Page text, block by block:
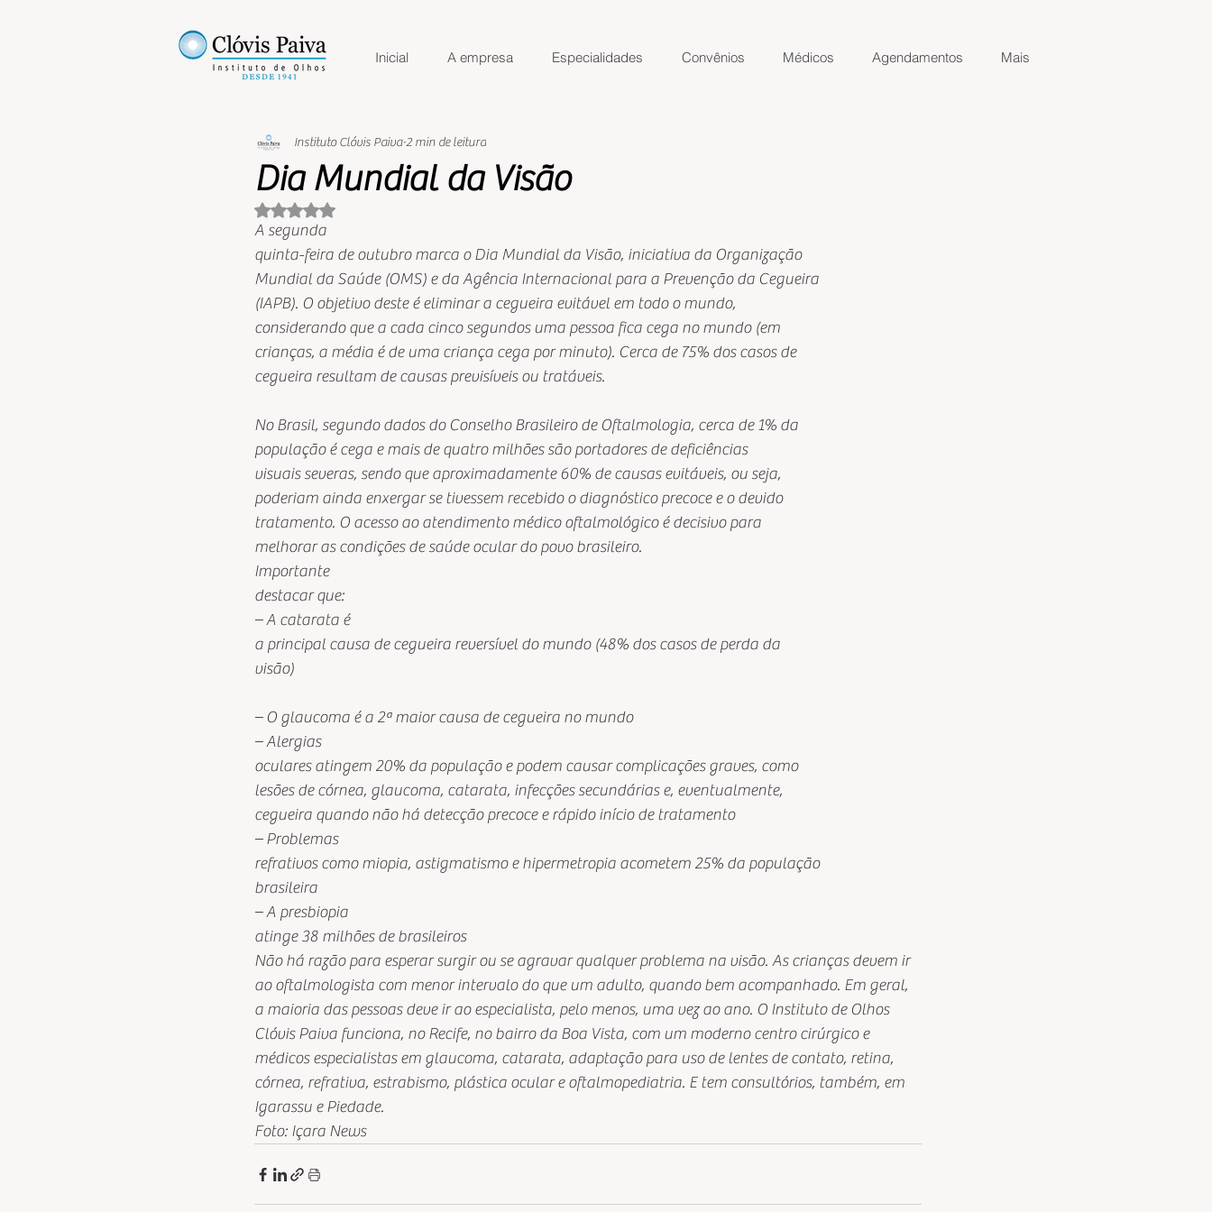
Inicial A empresa Especialidades Convênios Médicos Agendamentos Mais
Dia Mundial da Visão
Instituto Clóvis Paiva 2 min de leitura
Avaliado com NaN de 5 estrelas.
A segunda
quinta-feira de outubro marca o Dia Mundial da Visão, iniciativa da Organização
Mundial da Saúde (OMS) e da Agência Internacional para a Prevenção da Cegueira
(IAPB). O objetivo deste é eliminar a cegueira evitável em todo o mundo,
considerando que a cada cinco segundos uma pessoa fica cega no mundo (em
crianças, a média é de uma criança cega por minuto). Cerca de 75% dos casos de
cegueira resultam de causas previsíveis ou tratáveis.
No Brasil, segundo dados do Conselho Brasileiro de Oftalmologia, cerca de 1% da
população é cega e mais de quatro milhões são portadores de deficiências
visuais severas, sendo que aproximadamente 60% de causas evitáveis, ou seja,
poderiam ainda enxergar se tivessem recebido o diagnóstico precoce e o devido
tratamento. O acesso ao atendimento médico oftalmológico é decisivo para
melhorar as condições de saúde ocular do povo brasileiro.
Importante
destacar que:
– A catarata é
a principal causa de cegueira reversível do mundo (48% dos casos de perda da
visão)
– O glaucoma é a 2ª maior causa de cegueira no mundo
– Alergias
oculares atingem 20% da população e podem causar complicações graves, como
lesões de córnea, glaucoma, catarata, infecções secundárias e, eventualmente,
cegueira quando não há detecção precoce e rápido início de tratamento
– Problemas
refrativos como miopia, astigmatismo e hipermetropia acometem 25% da população
brasileira
– A presbiopia
atinge 38 milhões de brasileiros
Não há razão para esperar surgir ou se agravar qualquer problema na visão. As crianças devem ir
ao oftalmologista com menor intervalo do que um adulto, quando bem acompanhado. Em geral,
a maioria das pessoas deve ir ao especialista, pelo menos, uma vez ao ano. O Instituto de Olhos
Clóvis Paiva funciona, no Recife, no bairro da Boa Vista, com um moderno centro cirúrgico e
médicos especialistas em glaucoma, catarata, adaptação para uso de lentes de contato, retina,
córnea, refrativa, estrabismo, plástica ocular e oftalmopediatria. E tem consultórios, também, em
Igarassu e Piedade.
Foto: Içara News